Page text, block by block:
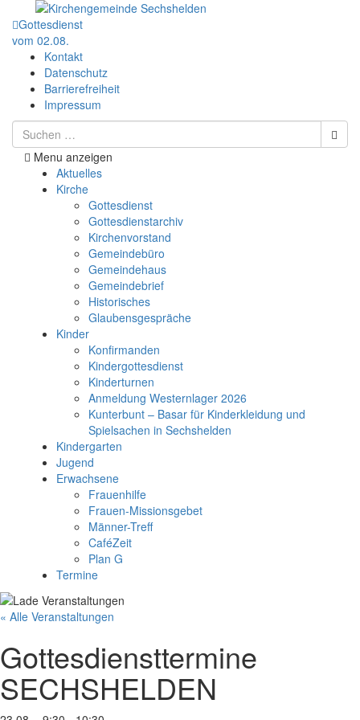
Gottesdienst
vom 02.08.
Kontakt
Datenschutz
Barrierefreiheit
Impressum
Menu anzeigen
Aktuelles
Kirche
Gottesdienst
Gottesdienstarchiv
Kirchenvorstand
Gemeindebüro
Gemeindehaus
Gemeindebrief
Historisches
Glaubensgespräche
Kinder
Konfirmanden
Kindergottesdienst
Kinderturnen
Anmeldung Westernlager 2026
Kunterbunt – Basar für Kinderkleidung und
Spielsachen in Sechshelden
Kindergarten
Jugend
Erwachsene
Frauenhilfe
Frauen-Missionsgebet
Männer-Treff
CaféZeit
Plan G
Termine
« Alle Veranstaltungen
Gottesdiensttermine
SECHSHELDEN